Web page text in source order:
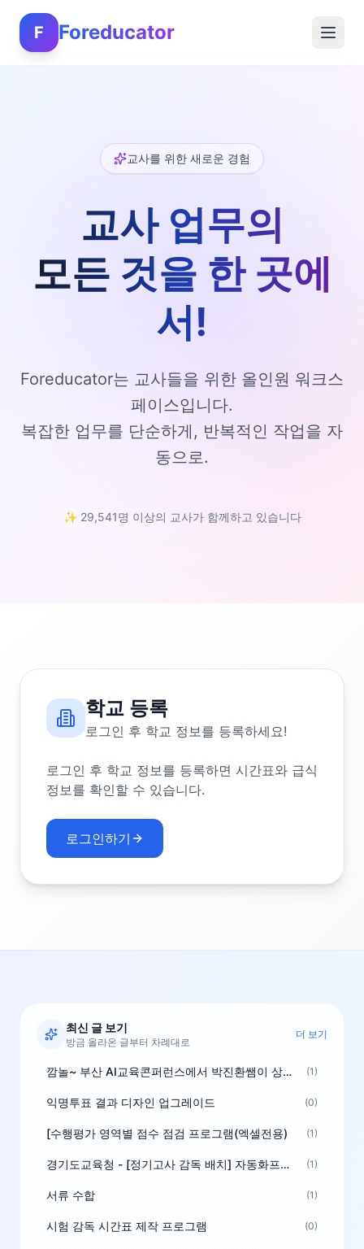
F Foreducator
교사를 위한 새로운 경험
교사 업무의
모든 것을 한 곳에
서!
Foreducator는 교사들을 위한 올인원 워크스
페이스입니다.
복잡한 업무를 단순하게, 반복적인 작업을 자
동으로.
✨ 29,541명 이상의 교사가 함께하고 있습니다
학교 등록
로그인 후 학교 정보를 등록하세요!
로그인 후 학교 정보를 등록하면 시간표와 급식
정보를 확인할 수 있습니다.
로그인하기
최신 글 보기
방금 올라온 글부터 차례대로
더 보기
깜놀~ 부산 AI교육콘퍼런스에서 박진환쌤이 상받으려 나오셨네요~ ^^ (1)
익명투표 결과 디자인 업그레이드 (0)
[수행평가 영역별 점수 점검 프로그램(엑셀전용) (1)
경기도교육청 - [정기고사 감독 배치] 자동화프로그램 보급 (1)
서류 수합 (1)
시험 감독 시간표 제작 프로그램 (0)